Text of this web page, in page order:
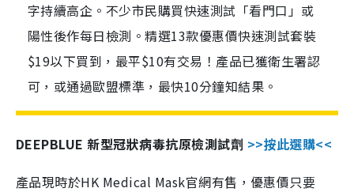
字持續高企。不少市民購買快速測試「看門口」或
陽性後作每日檢測。精選13款優惠價快速測試套裝
$19以下買到，最平$10有交易！產品已獲衛生署認
可，或通過歐盟標準，最快10分鐘知結果。
DEEPBLUE 新型冠狀病毒抗原檢測試劑 >>按此選購<<
產品現時於HK Medical Mask官網有售，優惠價只要